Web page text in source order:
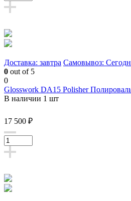
Доставка: завтра Самовывоз:
0 out of 5
0
Glosswork DA15 Polisher
В наличии 1 шт
17 500 ₽